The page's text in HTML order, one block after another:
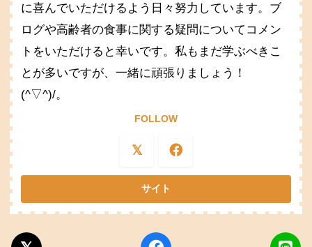
に喜んでいただけるよう日々努力しています。ブ
ログや高齢者の食事に関する疑問についてコメン
トをいただけると幸いです。私もまだ学ぶべきこ
とが多いですが、一緒に頑張りましょう！
(^▽^)/。
FOLLOW